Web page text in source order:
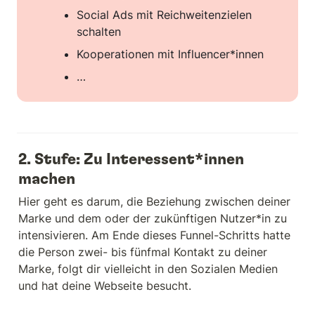
Social Ads mit Reichweitenzielen
schalten
Kooperationen mit Influencer*innen
…
2. Stufe: Zu Interessent*innen
machen
Hier geht es darum, die Beziehung zwischen deiner
Marke und dem oder der zukünftigen Nutzer*in zu
intensivieren. Am Ende dieses Funnel-Schritts hatte
die Person zwei- bis fünfmal Kontakt zu deiner
Marke, folgt dir vielleicht in den Sozialen Medien
und hat deine Webseite besucht.